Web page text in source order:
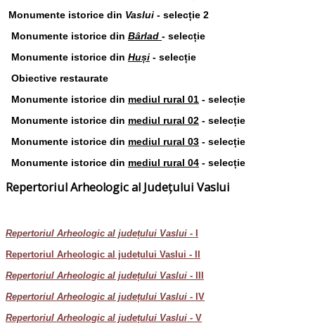
Monumente istorice din Vaslui - selecție 2
Monumente istorice din Bârlad - selecție
Monumente istorice din Huși - selecție
Obiective restaurate
Monumente istorice din mediul rural 01 - selecție
Monumente istorice din mediul rural 02 - selecție
Monumente istorice din mediul rural 03 - selecție
Monumente istorice din mediul rural 04 - selecție
Repertoriul Arheologic al Județului Vaslui
Repertoriul Arheologic al județului Vaslui -
Repertoriul Arheologic al județului Vaslui - II
Repertoriul Arheologic al județului Vaslui - III
Repertoriul Arheologic al județului Vaslui - IV
Repertoriul Arheologic al județului Vaslui - V